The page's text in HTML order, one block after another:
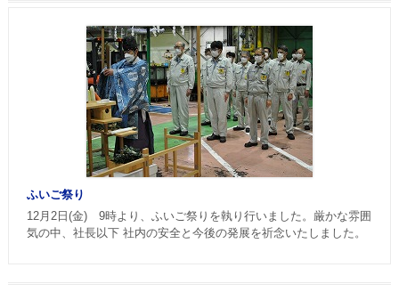
ふいご祭り
12月2日(金) 9時より、ふいご祭りを執り行いました。厳かな雰囲
気の中、社長以下 社内の安全と今後の発展を祈念いたしました。